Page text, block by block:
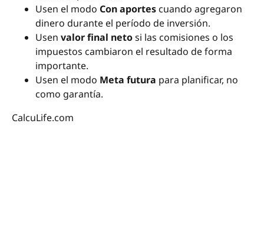
Usen el modo Con aportes cuando agregaron
dinero durante el período de inversión.
Usen valor final netosi las comisiones o los
impuestos cambiaron el resultado de forma
importante.
Usen el modo Meta futura para planificar, no
como garantía.
CalcuLife.com